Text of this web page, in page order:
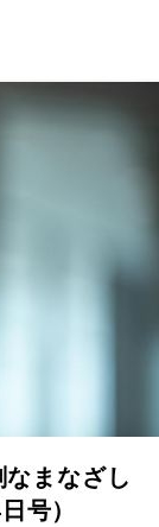
まなざし
号）